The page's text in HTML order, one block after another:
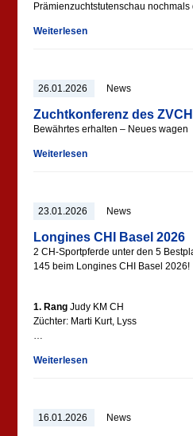
Prämienzuchtstutenschau
Weiterlesen
26.01.2026 News
Zuchtkonferenz des
Bewährtes erhalten – Neues wagen
Weiterlesen
23.01.2026 News
Longines CHI Basel 2026
2 CH-Sportpferde unter den 5
145 beim Longines CHI Basel 2026!
1. Rang Judy KM CH
Züchter: Marti Kurt, Lyss
…
Weiterlesen
16.01.2026 News